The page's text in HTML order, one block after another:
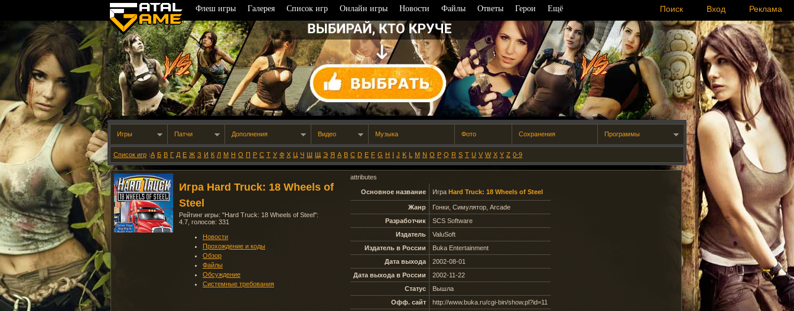
Игры Патчи Дополнения Видео Музыка Фото Сохранения Программы
Список игр :А Б В Г Д Е Ж З И К Л М Н О П Р С Т У Ф Х Ц Ч Ш Щ Э Я A B C D E F G H I J K L M N O P Q R S T U V W X Y Z 0-9
Игра Hard Truck: 18 Wheels of
Steel
Рейтинг игры: "Hard Truck: 18 Wheels of Steel":
4.7 , голосов: 331
Новости
Прохождение и коды
Обзор
Файлы
Обсуждение
Системные требования
attributes
Основное название Игра Hard Truck: 18 Wheels of Steel
Жанр
Гонки, Симулятор, Arcade
Разработчик
SCS Software
Издатель
ValuSoft
Издатель в России
Buka Entertainment
Дата выхода
2002-08-01
Дата выхода в России
2002-11-22
Статус
Вышла
Офф. сайт
http://www.buka.ru/cgi-bin/show.pl?id=11
Флеш игры Галерея Список игр Онлайн игры Новости Файлы Ответы Герои Ещё Реклама
Вход
Поиск